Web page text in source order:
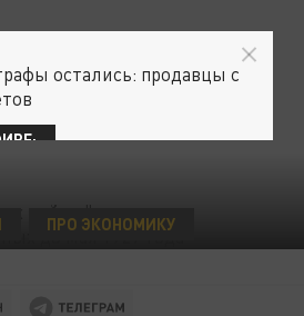
ПРО ЭКОНОМИКУ
остались: продавцы с